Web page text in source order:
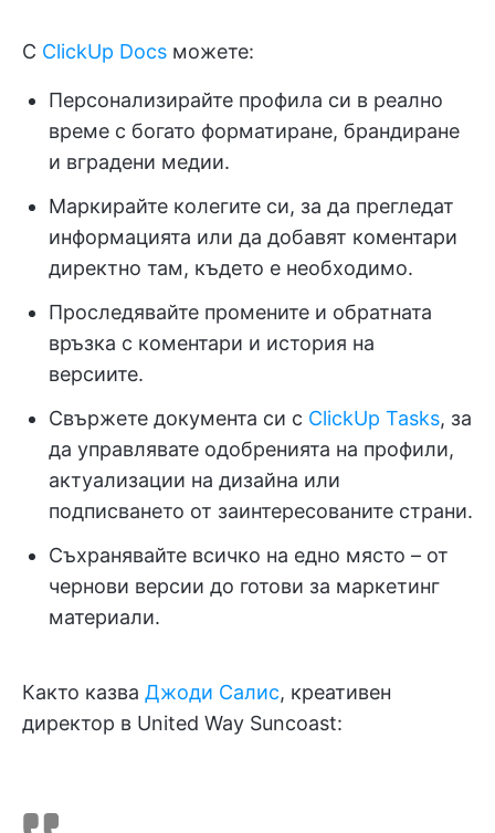
С ClickUp Docs можете:
Персонализирайте профила си в реално
време с богато форматиране, брандиране
и вградени медии.
Маркирайте колегите си, за да прегледат
информацията или да добавят коментари
директно там, където е необходимо.
Проследявайте промените и обратната
връзка с коментари и история на
версиите.
Свържете документа си с ClickUp Tasks, за
да управлявате одобренията на профили,
актуализации на дизайна или
подписването от заинтересованите страни.
Съхранявайте всичко на едно място – от
чернови версии до готови за маркетинг
материали.
Както казва Джоди Салис, креативен
директор в United Way Suncoast: